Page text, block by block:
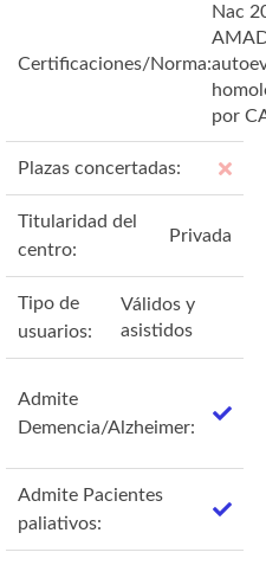
Certificaciones/Norma:
Nac
por
Plazas concertadas:
Titularidad del
centro:
Privada
Tipo de
usuarios:
Válidos y
asistidos
Admite
Demencia/Alzheimer:
Admite Pacientes
paliativos: